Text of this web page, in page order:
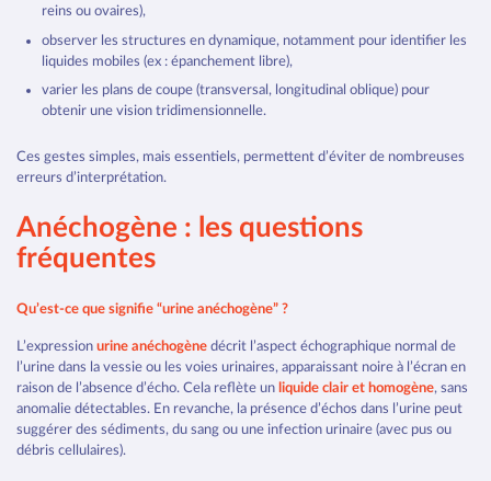
reins ou ovaires),
observer les structures en dynamique, notamment pour identifier les
liquides mobiles (ex : épanchement libre),
varier les plans de coupe (transversal, longitudinal oblique) pour
obtenir une vision tridimensionnelle.
Ces gestes simples, mais essentiels, permettent d’éviter de nombreuses
erreurs d’interprétation.
Anéchogène : les questions
fréquentes
Qu’est-ce que signifie “urine anéchogène” ?
L’expression urine anéchogène décrit l’aspect échographique normal de
l’urine dans la vessie ou les voies urinaires, apparaissant noire à l’écran en
raison de l’absence d’écho. Cela reflète un liquide clair et homogène, sans
anomalie détectables. En revanche, la présence d’échos dans l’urine peut
suggérer des sédiments, du sang ou une infection urinaire (avec pus ou
débris cellulaires).